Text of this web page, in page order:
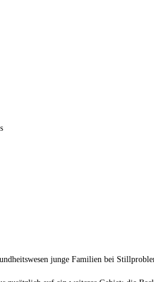
junge Familien bei